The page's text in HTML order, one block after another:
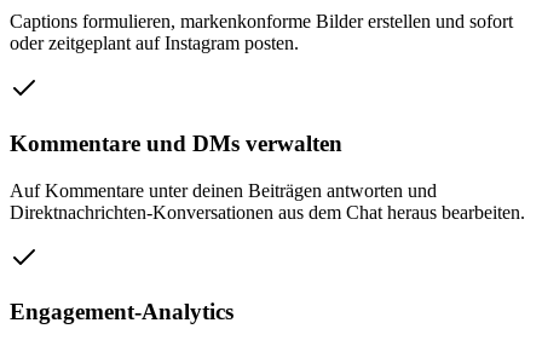
Captions formulieren, markenkonforme Bilder erstellen und sofort
oder zeitgeplant auf Instagram posten.
Kommentare und DMs verwalten
Auf Kommentare unter deinen Beiträgen antworten und
Direktnachrichten-Konversationen aus dem Chat heraus bearbeiten.
Engagement-Analytics